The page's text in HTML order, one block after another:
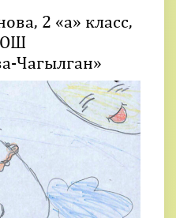
2 «а» класс,
Чагылган»